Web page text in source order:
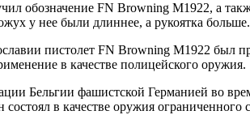
обозначение FN Browning M1922, а
у нее были длиннее, а рукоятка больше.
пистолет FN Browning M1922 был
в качестве полицейского оружия.
Бельгии фашистской Германией во
состоял в качестве оружия